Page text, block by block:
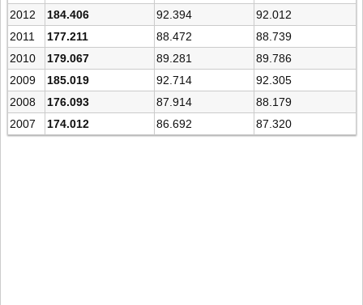
2012
184.406 92.394
92.012
2011
177.211 88.472
88.739
2010
179.067 89.281
89.786
2009
185.019 92.714
92.305
2008
176.093 87.914
88.179
2007
174.012 86.692 87.320